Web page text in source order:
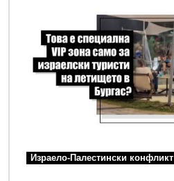
Израело-Палестински конфликт